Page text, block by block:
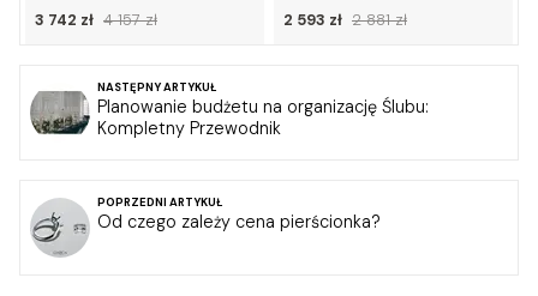
3 742 zł 4 157 zł
2 593 zł 2 881 zł
NASTĘPNY ARTYKUŁ
Planowanie budżetu na organizację Ślubu:
Kompletny Przewodnik
POPRZEDNI ARTYKUŁ
Od czego zależy cena pierścionka?